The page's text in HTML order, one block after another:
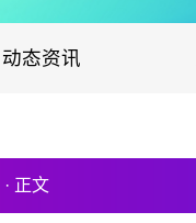
动态资讯
· 正文